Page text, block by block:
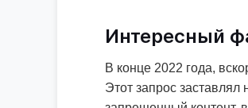
Интересный
В конце 2022 года,
Этот запрос заставлял